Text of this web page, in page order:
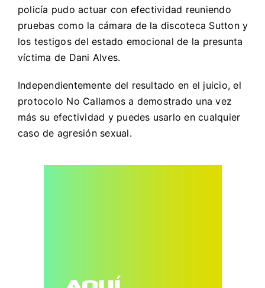
policía pudo actuar con efectividad reuniendo
pruebas como la cámara de la discoteca Sutton y
los testigos del estado emocional de la presunta
víctima de Dani Alves.
Independientemente del resultado en el juicio, el
protocolo No Callamos a demostrado una vez
más su efectividad y puedes usarlo en cualquier
caso de agresión sexual.